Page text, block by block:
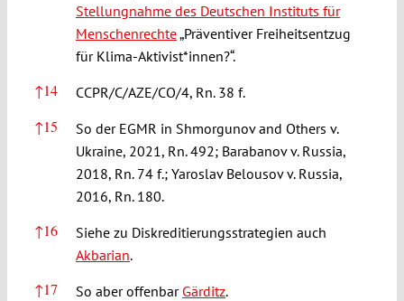
Stellungnahme des Deutschen Instituts für
Menschenrechte„Präventiver Freiheitsentzug
für Klima-Aktivist*innen?“.
↑14 CCPR/C/AZE/CO/4, Rn. 38 f.
↑15
So der EGMR in Shmorgunov and Others v.
Ukraine, 2021, Rn. 492; Barabanov v. Russia,
2018, Rn. 74 f.; Yaroslav Belousov v. Russia,
2016, Rn. 180.
↑16
Siehe zu Diskreditierungsstrategien auch
Akbarian.
↑17 So aber offenbar Gärditz.